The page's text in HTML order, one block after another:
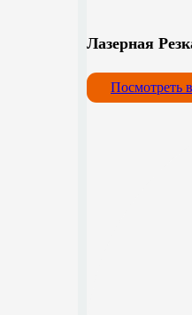
Лазерная
Посмотреть